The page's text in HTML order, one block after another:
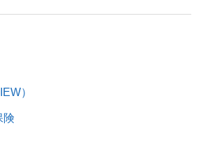
）
険